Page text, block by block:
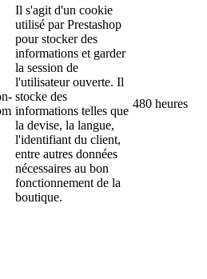
Il s'agit d'un cookie
utilisé par Prestashop
pour stocker des
informations et garder
la session de
l'utilisateur ouverte. Il
stocke des
informations telles que
la devise, la langue,
l'identifiant du client,
entre autres données
nécessaires au bon
fonctionnement de la
boutique.
480 heures